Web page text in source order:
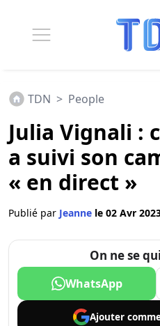
TDN > People
Julia Vignali :
a suivi son
« en direct »
Publié par Jeanne le 02 Avr
On ne se
WhatsApp
Ajouter